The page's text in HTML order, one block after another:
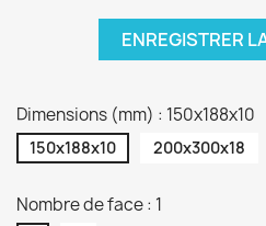
ENREGISTRER
Dimensions (mm) : 150x188x10
150x188x10 200x300x18
Nombre de face : 1